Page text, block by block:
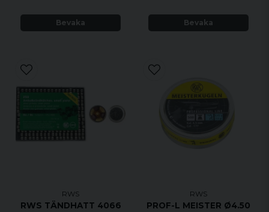
Bevaka Bevaka
RWS
RWS TÄNDHATT 4066
RWS
PROF-L MEISTER Ø4.50